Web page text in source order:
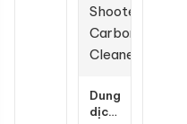
Dung
dịch